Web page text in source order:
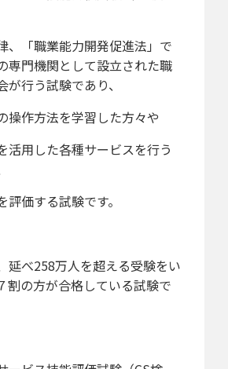
、「職業能力開発促進法」で
専門機関として設立された職
が行う試験であり、
操作方法を学習した方々や
活用した各種サービスを行う
評価する試験です。
延べ258万人を超える受験をい
割の方が合格している試験で